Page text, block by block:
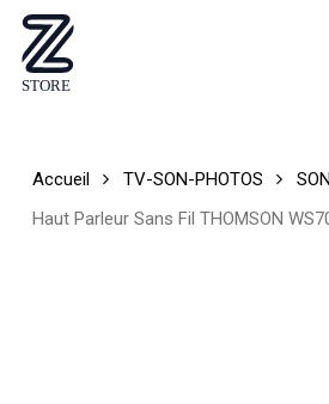
Skip
main
Accueil TV-SON-PHOTOS SON
Haut Parleur Sans Fil THOMSON